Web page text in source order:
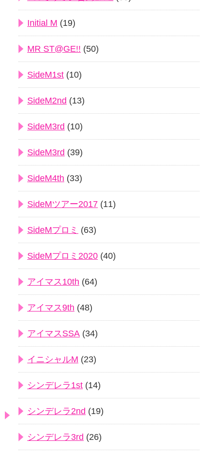
Initial M (19)
MR ST@GE!! (50)
SideM1st (10)
SideM2nd (13)
SideM3rd (10)
SideM3rd (39)
SideM4th (33)
SideMツアー2017 (11)
SideMプロミ (63)
SideMプロミ2020 (40)
アイマス10th (64)
アイマス9th (48)
アイマスSSA (34)
イニシャルM (23)
シンデレラ1st (14)
シンデレラ2nd (19)
シンデレラ3rd (26)